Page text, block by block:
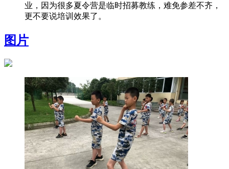
业，因为很多夏令营是临时招募教练，难免参差不齐，
更不要说培训效果了。
图片